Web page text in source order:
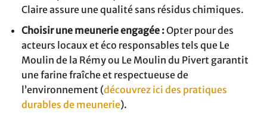
Claire assure une qualité sans résidus chimiques.
Choisir une meunerie engagée :Opter pour des
acteurs locaux et éco responsables tels que Le
Moulin de la Rémy ou Le Moulin du Pivert garantit
une farine fraîche et respectueuse de
l’environnement (découvrez ici des pratiques
durables de meunerie).